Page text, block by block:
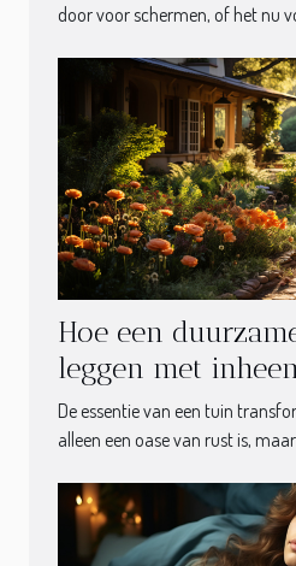
door voor schermen, of het nu
Hoe een
leggen met
plantensoorten
De essentie van een tuin
alleen een oase van rust is,